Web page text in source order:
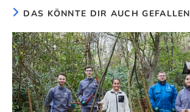
DAS KÖNNTE DIR AUCH GEFALLEN